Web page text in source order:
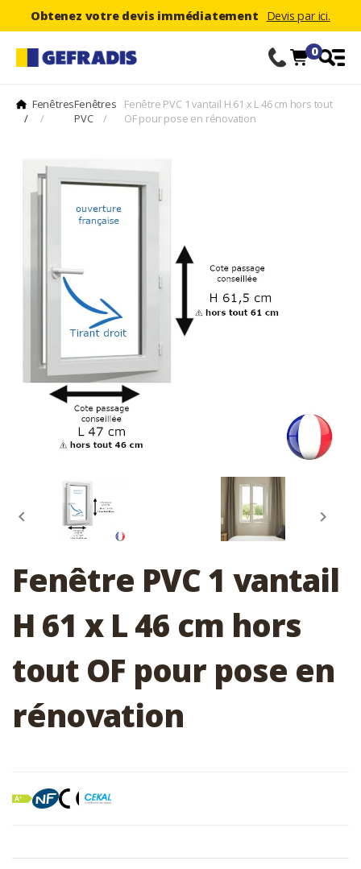
Obtenez votre devis immédiatement Devis par ici.
0
/
Fenêtres
/
Fenêtres
PVC
/
Fenêtre PVC 1 vantail H 61 x L 46 cm hors tout
OF pour pose en rénovation
 
Fenêtre PVC 1 vantail
H 61 x L 46 cm hors
tout OF pour pose en
rénovation